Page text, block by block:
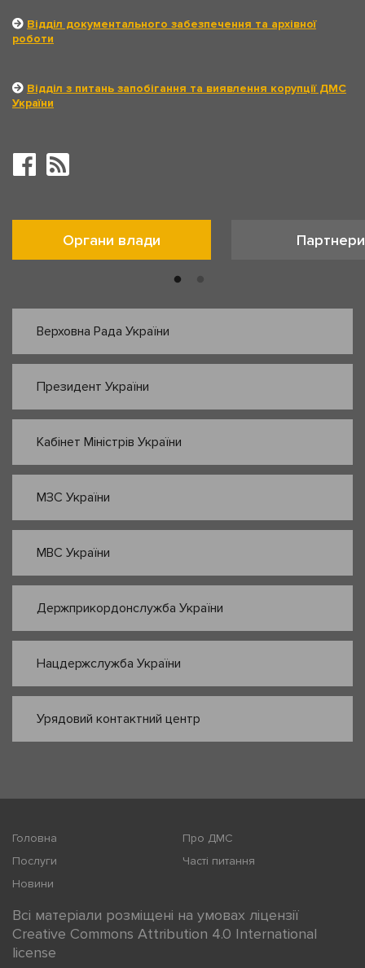
Відділ документального забезпечення та архівної
роботи
Відділ з питань запобігання та виявлення корупції ДМС
України
Органи влади Партнери
Верховна Рада України
Президент України
Кабінет Міністрів України
МЗС України
МВС України
Держприкордонслужба України
Нацдержслужба України
Урядовий контактний центр
Головна
Про ДМС
Послуги
Часті питання
Новини
Всі матеріали розміщені на умовах ліцензії
Creative Commons Attribution 4.0 International
license